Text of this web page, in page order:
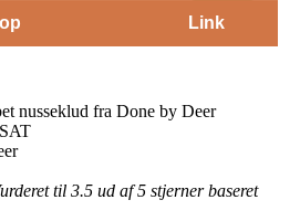
Link
nusseklud fra Done by Deer
til 3.5 ud af 5 stjerner baseret